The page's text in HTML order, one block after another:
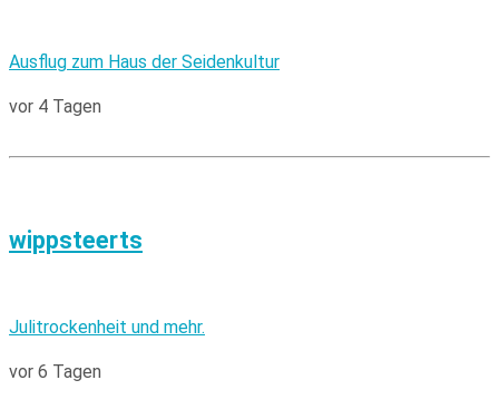
Ausflug zum Haus der Seidenkultur
vor 4 Tagen
wippsteerts
Julitrockenheit und mehr.
vor 6 Tagen